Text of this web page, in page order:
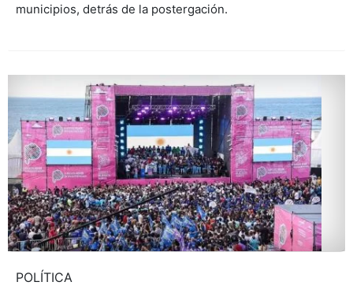
municipios, detrás de la postergación.
POLÍTICA